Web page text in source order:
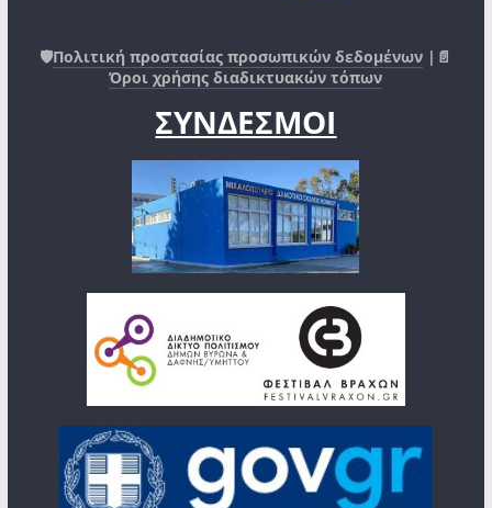
🛡️Πολιτική προστασίας προσωπικών δεδομένων |📄
Όροι χρήσης διαδικτυακών τόπων
ΣΥΝΔΕΣΜΟΙ